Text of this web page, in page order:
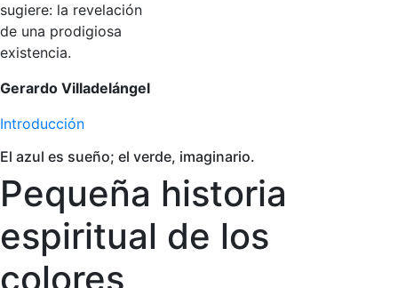
sugiere: la revelación
de una prodigiosa
existencia.
Gerardo Villadelángel
Introducción
El azul es sueño; el verde, imaginario.
Pequeña historia
espiritual de los
colores